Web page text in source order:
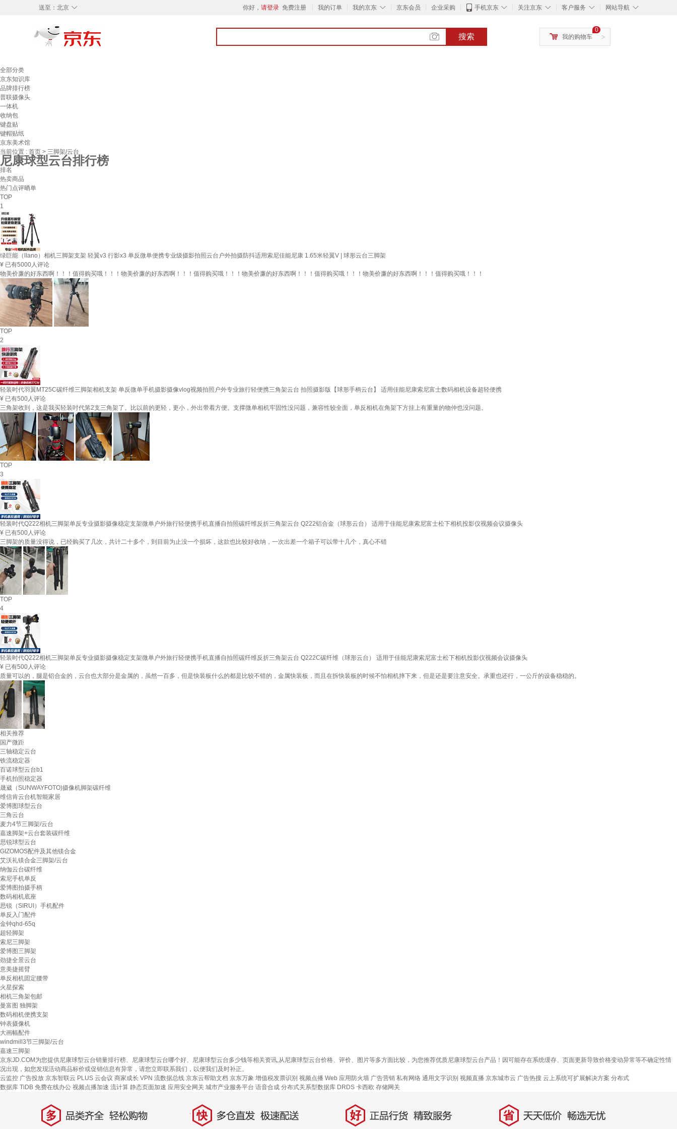
◇
送至： 北京 你好， 请登录 免费注册 我的订单 ◇
我的京东 京东会员 企业采购 ◇
手机京东 ◇
关注京东 ◇
客户服务 ◇
网站导航
搜索 >
0
我的购物车
全部分类
京东知识库
品牌排行榜
普联摄像头
一体机
收纳包
键盘贴
键帽贴纸
京东美术馆
当前位置 : 首页 > 三脚架/云台
尼康球型云台排行榜
排名
热卖商品
热门点评晒单
TOP
1
绿巨能（llano）相机三脚架支架 轻翼v3 行影x3 单反微单便携专业级摄影拍照云台户外拍摄防抖适用索尼佳能尼康 1.65米轻翼V | 球形云台三脚架
¥ 已有5000人评论
物美价廉的好东西啊！！！值得购买哦！！！物美价廉的好东西啊！！！值得购买哦！！！物美价廉的好东西啊！！！值得购买哦！！！物美价廉的好东西啊！！！值得购买哦！！！
TOP
2
轻装时代羽翼MT25C碳纤维三脚架相机支架 单反微单手机摄影摄像vlog视频拍照户外专业旅行轻便携三角架云台 拍照摄影版【球形手柄云台】 适用佳能尼康索尼富士数码相机设备超轻便携
¥ 已有500人评论
三角架收到，这是我买轻装吋代笫2支三角架了。比以前的更轻，更小，外出带着方便。支撑微单相机牢固性没问题，兼容性较全面，单反相机在角架下方挂上有重量的物仲也没问题。
TOP
3
轻装时代Q222相机三脚架单反专业摄影摄像稳定支架微单户外旅行轻便携手机直播自拍照碳纤维反折三角架云台 Q222铝合金（球形云台） 适用于佳能尼康索尼富士松下相机投影仪视频会议摄像头
¥ 已有500人评论
三脚架的质量没得说，已经购买了几次，共计二十多个，到目前为止没一个损坏，这款也比较好收纳，一次出差一个箱子可以带十几个，真心不错
TOP
4
轻装时代Q222相机三脚架单反专业摄影摄像稳定支架微单户外旅行轻便携手机直播自拍照碳纤维反折三角架云台 Q222C碳纤维（球形云台） 适用于佳能尼康索尼富士松下相机投影仪视频会议摄像头
¥ 已有500人评论
质量可以的，腿是铝合金的，云台也大部分是金属的，虽然一百多，但是快装板什么的都是比较不错的，金属快装板，而且在拆快装板的时候不怕相机摔下来，但是还是要注意安全。承重也还行，一公斤的设备稳稳的。
相关推荐
国产微距
三轴稳定云台
铁流稳定器
百诺球型云台b1
手机拍照稳定器
晟崴（SUNWAYFOTO)摄像机脚架碳纤维
维信肯云台机智能家居
爱博图球型云台
三角云台
麦力4节三脚架/云台
嘉速脚架+云台套装碳纤维
思锐球型云台
GIZOMOS配件及其他镁合金
艾沃礼镁合金三脚架/云台
纳伽云台碳纤维
索尼手机单反
爱博图拍摄手柄
数码相机底座
思锐（SIRUI）手机配件
单反入门配件
金钟qhd-65q
超轻脚架
索尼三脚架
爱博图三脚架
劲捷全景云台
意美捷摇臂
单反相机固定腰带
火星探索
相机三角架包邮
曼富图 独脚架
数码相机便携支架
钟表摄像机
大画幅配件
windmill3节三脚架/云台
嘉速三脚架
京东JD.COM为您提供尼康球型云台销量排行榜、尼康球型云台哪个好、尼康球型云台多少钱等相关资讯,从尼康球型云台价格、评价、图片等多方面比较，为您推荐优质尼康球型云台产品！因可能存在系统缓存、页面更新导致价格变动异常等不确定性情
况出现，如您发现活动商品标价或促销信息有异常，请您立即联系我们，以便我们及时补正。
云监控 广告投放 京东智联云 PLUS 云会议 商家成长 VPN 流数据总线 京东云帮助文档 京东万象 增值税发票识别 视频点播 Web 应用防火墙 广告营销 私有网络 通用文字识别 视频直播 京东城市云 广告热搜 云上系统可扩展解决方案 分布式
数据库 TiDB 免费在线办公 视频点播加速 流计算 静态页面加速 应用安全网关 城市产业服务平台 语音合成 分布式关系型数据库 DRDS 卡西欧 存储网关
多 品类齐全，轻松购物 快 多仓直发，极速配送 好 正品行货，精致服务 省 天天低价，畅选无忧